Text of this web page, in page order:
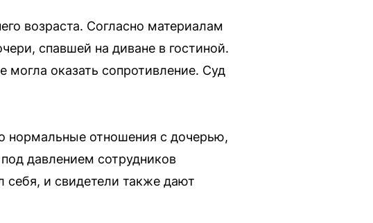
возраста. Согласно материалам
спавшей на диване в гостиной.
могла оказать сопротивление. Суд
нормальные отношения с дочерью,
давлением сотрудников
себя, и свидетели также дают